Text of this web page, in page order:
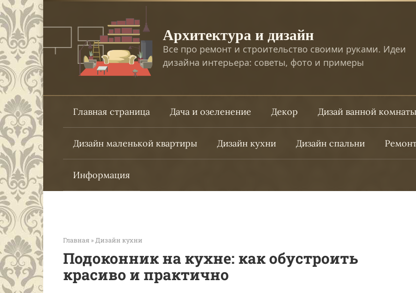
Перейти
к
контенту
Архитектура и дизайн
Все про ремонт и строительство своими руками. Идеи
дизайна интерьера: советы, фото и примеры
Главная страница Дача и озеленение Декор Дизай ванной комнаты
Дизайн маленькой квартиры Дизайн кухни Дизайн спальни
Информация
Главная » Дизайн кухни
Подоконник на кухне: как обустроить
красиво и практично